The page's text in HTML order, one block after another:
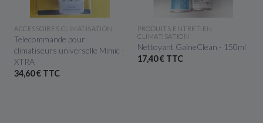
APERÇU RAPIDE
ACCESSOIRES CLIMATISATION
Telecommande pour
climatiseurs universelle Mimic -
XTRA
34,60 € TTC
APERÇU RAPIDE
PRODUITS ENTRETIEN
CLIMATISATION
Nettoyant GaineClean - 150ml
17,40 € TTC